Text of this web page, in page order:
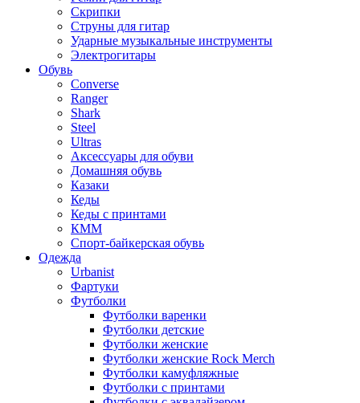
Скрипки
Струны для гитар
Ударные музыкальные инструменты
Электрогитары
Обувь
Converse
Ranger
Shark
Steel
Ultras
Аксессуары для обуви
Домашняя обувь
Казаки
Кеды
Кеды с принтами
КММ
Спорт-байкерская обувь
Одежда
Urbanist
Фартуки
Футболки
Футболки варенки
Футболки детские
Футболки женские
Футболки женские Rock Merch
Футболки камуфляжные
Футболки с принтами